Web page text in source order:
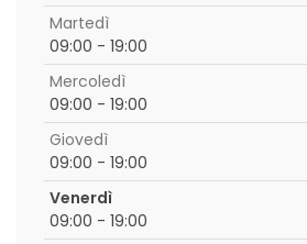
Martedì
09:00 - 19:00
Mercoledì
09:00 - 19:00
Giovedì
09:00 - 19:00
Venerdì
09:00 - 19:00